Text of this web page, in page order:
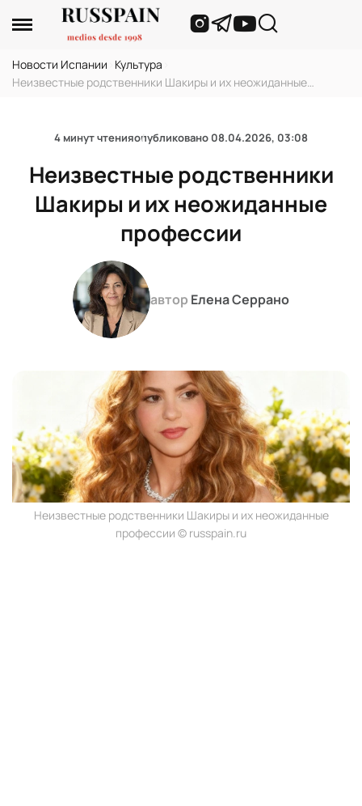
Новости Испании Культура
Неизвестные родственники Шакиры и их неожиданные
4 минут чтенияопубликовано 08.04.2026, 03:08
Неизвестные родственники
Шакиры и их неожиданные
профессии
автор Елена Серрано
Неизвестные родственники Шакиры и их неожиданные
профессии © russpain.ru